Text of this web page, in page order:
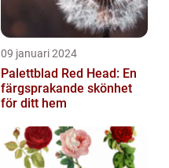
09 januari 2024
Palettblad Red Head: En
färgsprakande skönhet
för ditt hem